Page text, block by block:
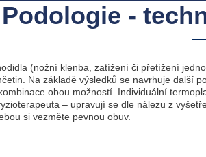
Podologie -
(nožní klenba, zatížení či přetížení
Na základě výsledků se navrhuje další
obou možností. Individuální
– upravují se dle nálezu z
si vezměte pevnou obuv.